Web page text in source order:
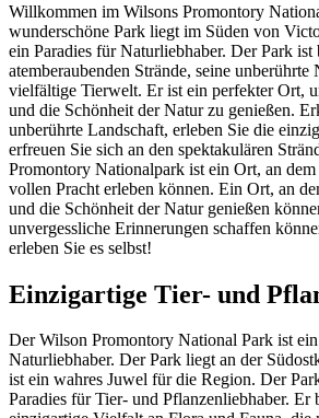
Willkommen im Wilsons Promontory
wunderschöne Park liegt im Süden von
ein Paradies für Naturliebhaber. Der Park ist
atemberaubenden Strände, seine unberührte
vielfältige Tierwelt. Er ist ein perfekter Ort,
und die Schönheit der Natur zu genießen.
unberührte Landschaft, erleben Sie die
erfreuen Sie sich an den spektakulären
Promontory Nationalpark ist ein Ort, an
vollen Pracht erleben können. Ein Ort, an
und die Schönheit der Natur genießen
unvergessliche Erinnerungen schaffen
erleben Sie es selbst!
Einzigartige Tier- und
Der Wilson Promontory National Park ist
Naturliebhaber. Der Park liegt an der
ist ein wahres Juwel für die Region. Der
Paradies für Tier- und Pflanzenliebhaber. Er